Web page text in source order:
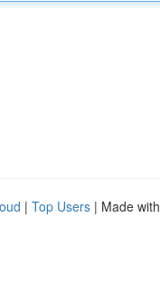
| Top Users | Made with